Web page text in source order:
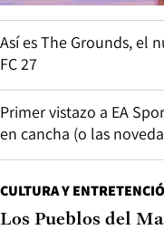
Así es The Grounds, el
FC 27
Primer vistazo a EA
en cancha (o las
CULTURA Y
Los Pueblos del